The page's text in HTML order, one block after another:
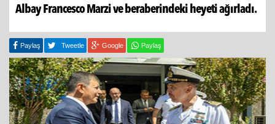
Albay Francesco Marzi ve beraberindeki heyeti ağırladı.
Paylaş Tweetle Google Paylaş